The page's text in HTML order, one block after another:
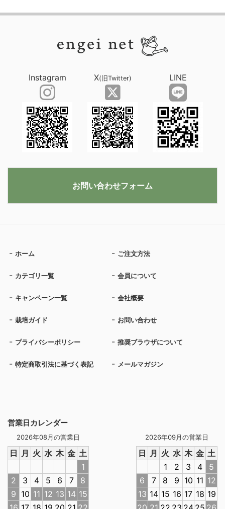
営業日カレンダー
2026年08月の営業日
日 月 火 水 木 金 土
1
2
3 4 5 6 7
8
9 10 11 12 13 14 15
2026年09月の営業日
日 月 火 水 木 金 土
1
2 3 4
5
6
7 8 9 10 11 12
13 14 15 16 17 18 19
ホーム ご注文方法
カテゴリ一覧 会員について
キャンペーン一覧 会社概要
栽培ガイド お問い合わせ
プライバシーポリシー 推奨ブラウザについて
特定商取引法に基づく表記 メールマガジン
Instagram X(旧Twitter) LINE
お問い合わせフォーム